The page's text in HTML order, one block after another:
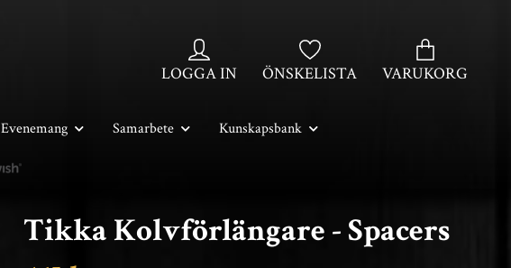
LOGGA IN ÖNSKELISTA VARUKORG
Evenemang Samarbete Kunskapsbank
Tikka Kolvförlängare - Spacers